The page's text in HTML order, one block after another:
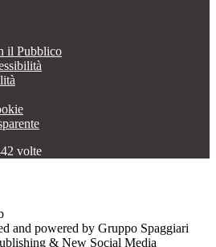
il Pubblico
volte
and powered by Gruppo Spaggiari
& New Social Media